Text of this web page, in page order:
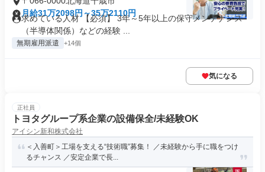
月給31万2098円～35万2110円
求めている人材 【必須】 3年～5年以上の保守メンテナンス
（半導体関係）などの経験 ...
無期雇用派遣 +14個
気になる
正社員
トヨタグループ系企業の設備保全/未経験OK
アイシン新和株式会社
＜入善町＞工場を支える“技術職”募集！ ／未経験から手に職をつけ
るチャンス ／安定企業で長...